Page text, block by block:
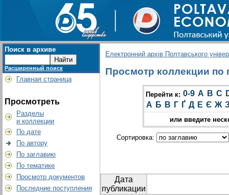
Поиск в архиве
Расширенный поиск
Главная страница
Просмотреть
Разделы
и коллекции
По дате
По автору
По заглавию
По тематике
Просмотр документов
Последние поступления
Електронний архів Полтавського
Просмотр коллекции по
Перейти к: 0-9 A B C
А Б В Г Ґ Д Е Є Ж
или введите
Сортировка:
Дата
публикации